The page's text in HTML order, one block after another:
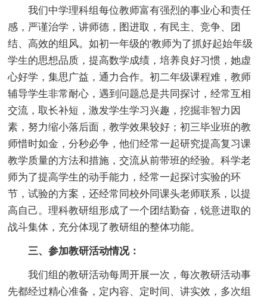
我们中学理科组每位教师富有强烈的事业心和责任
感，严谨治学，讲师德，图进取，有民主、竞争、团
结、高效的组风。如初一年级的'教师为了抓好起始年级
学生的思想品质，提高数学成绩，培养良好习惯，她虚
心好学，集思广益，通力合作。初二年级课程难，教师
辅导学生非常耐心，遇到问题总是共同探讨，经常互相
交流，取长补短，激发学生学习兴趣，挖掘非智力因
素，努力缩小落后面，教学效果较好；初三毕业班的教
师惜时如金，分秒必争，他们经常一起研究提高复习课
教学质量的方法和措施，交流从前带班的经验。科学老
师为了提高学生的动手能力，经常一起探讨实验的环
节，试验的方案，还经常同校外同课头老师联系，以提
高自己。理科教研组形成了一个团结勤奋，锐意进取的
战斗集体，充分体现了教研组的整体功能。
三、参加教研活动情况：
我们组的教研活动每周开展一次，每次教研活动事
先都经过精心准备，定内容、定时间、讲实效，多次组